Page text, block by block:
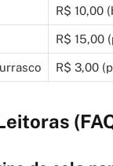
R$ 10,00
R$ 15,00
R$ 3,00